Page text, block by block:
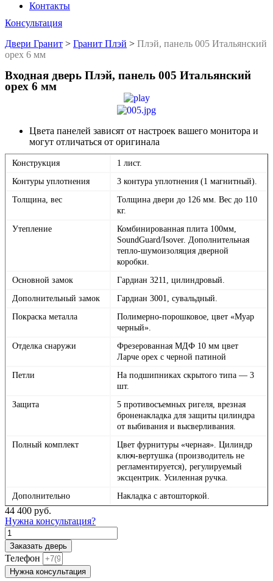
Контакты
Консультация
Двери Гранит > Гранит Плэй > Плэй, панель 005 Итальянский
орех 6 мм
Входная дверь Плэй, панель 005 Итальянский
орех 6 мм
Цвета панелей зависят от настроек вашего монитора и
могут отличаться от оригинала
Конструкция
1 лист.
Контуры уплотнения
3 контура уплотнения (1 магнитный).
Толщина, вес
Толщина двери до 126 мм. Вес до 110
кг.
Утепление
Комбинированная плита 100мм,
SoundGuard/Isover. Дополнительная
тепло-шумоизоляция дверной
коробки.
Основной замок
Гардиан 3211, цилиндровый.
Дополнительный замок
Гардиан 3001, сувальдный.
Покраска металла
Полимерно-порошковое, цвет «Муар
черный».
Отделка снаружи
Фрезерованная МДФ 10 мм цвет
Ларче орех с черной патиной
Петли
На подшипниках скрытого типа — 3
шт.
Защита
5 противосъемных ригеля, врезная
броненакладка для защиты цилиндра
от выбивания и высверливания.
Полный комплект
Цвет фурнитуры «черная». Цилиндр
ключ-вертушка (производитель не
регламентируется), регулируемый
эксцентрик. Усиленная ручка.
Дополнительно
Накладка с автошторкой.
44 400 руб.
Нужна консультация?
Количество
товара
Плэй,
панель
005
Заказать дверь
Телефон
Нужна консультация